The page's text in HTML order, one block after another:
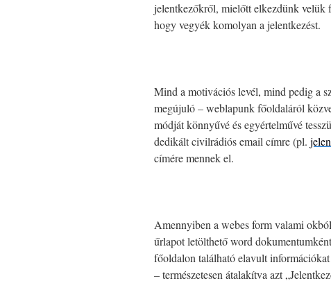
jelentkezőkről, mielőtt elkezdünk velük
hogy vegyék komolyan a jelentkezést.
Mind a motivációs levél, mind pedig a
megújuló – weblapunk főoldaláról
módját könnyűvé és egyértelművé
dedikált civilrádiós email címre (pl.
címére mennek el.
Amennyiben a webes form valami
űrlapot letölthető word
főoldalon található elavult
– természetesen átalakítva azt